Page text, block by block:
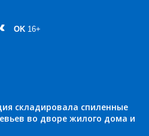
OK 16+
складировала спиленные
во дворе жилого дома и